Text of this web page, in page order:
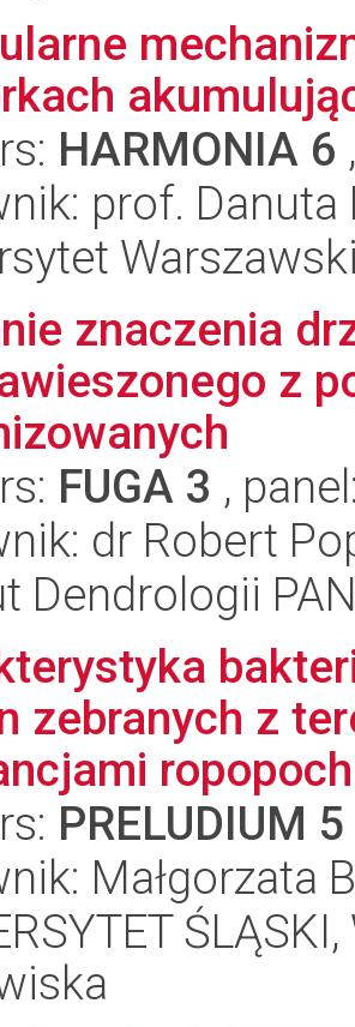
HARMONIA 6
prof.
znaczenia
z
FUGA 3 ,
dr Robert
Dendrologii
zebranych z
PRELUDIUM 5
Małgorzata